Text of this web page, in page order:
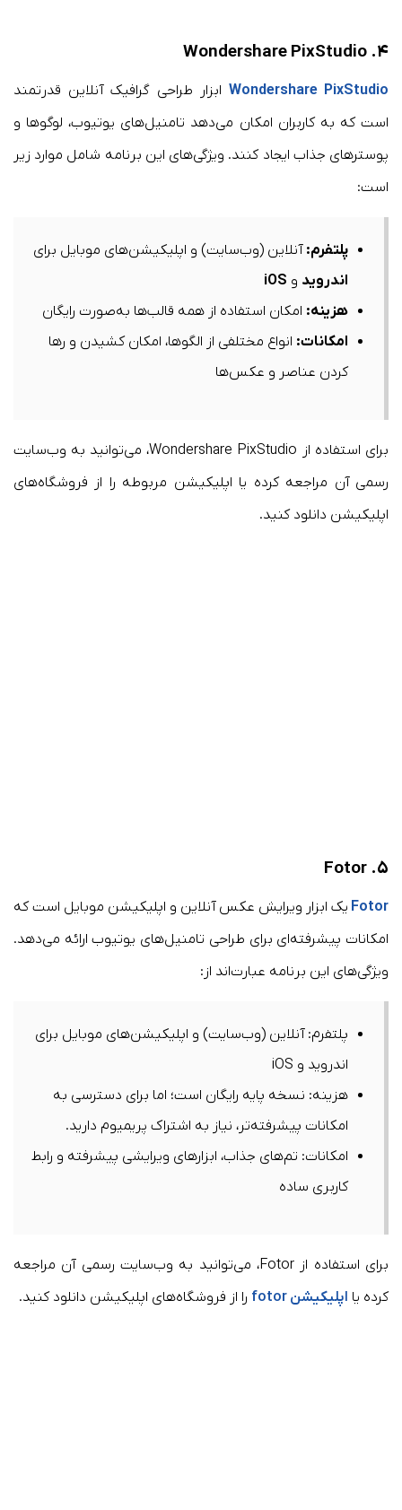
۴. Wondershare PixStudio
Wondershare PixStudio ابزار طراحی گرافیک آنلاین قدرتمند
است که به کاربران امکان می‌دهد تامنیل‌های یوتیوب، لوگوها و
پوسترهای جذاب ایجاد کنند. ویژگی‌های این برنامه شامل موارد زیر
است:​
پلتفرم: آنلاین (وب‌سایت) و اپلیکیشن‌های موبایل برای
اندروید و iOS
هزینه: امکان استفاده از همه قالب‌ها به‌صورت رایگان
امکانات: انواع مختلفی از الگوها، امکان کشیدن و رها
کردن عناصر و عکس‌ها​
برای استفاده از Wondershare PixStudio، می‌توانید به وب‌سایت
رسمی آن مراجعه کرده یا اپلیکیشن مربوطه را از فروشگاه‌های
اپلیکیشن دانلود کنید.​
۵. Fotor
Fotor یک ابزار ویرایش عکس آنلاین و اپلیکیشن موبایل است که
امکانات پیشرفته‌ای برای طراحی تامنیل‌های یوتیوب ارائه می‌دهد.
ویژگی‌های این برنامه عبارت‌اند از:​
پلتفرم: آنلاین (وب‌سایت) و اپلیکیشن‌های موبایل برای
اندروید و iOS​
هزینه: نسخه پایه رایگان است؛ اما برای دسترسی به
امکانات پیشرفته‌تر، نیاز به اشتراک پریمیوم دارید.​
امکانات: تم‌های جذاب، ابزارهای ویرایشی پیشرفته و رابط
کاربری ساده​
برای استفاده از Fotor، می‌توانید به وب‌سایت رسمی آن مراجعه
کرده یا اپلیکیشن fotor را از فروشگاه‌های اپلیکیشن دانلود کنید.​